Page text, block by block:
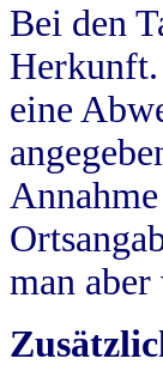
Bei den
Herkunft.
eine
man